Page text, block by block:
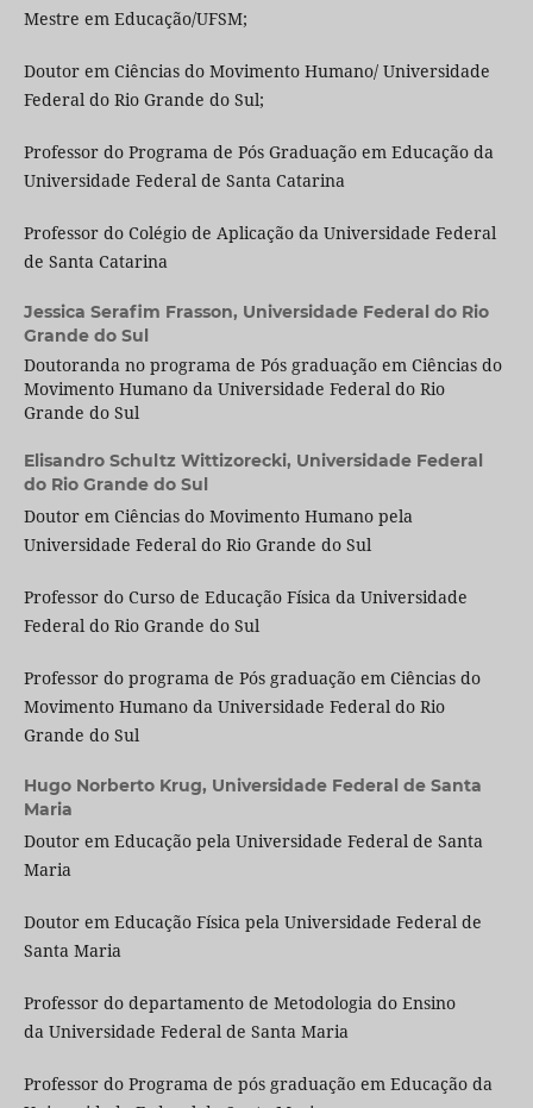
Mestre em Educação/UFSM;
Doutor em Ciências do Movimento Humano/ Universidade
Federal do Rio Grande do Sul;
Professor do Programa de Pós Graduação em Educação da
Universidade Federal de Santa Catarina
Professor do Colégio de Aplicação da Universidade Federal
de Santa Catarina
Jessica Serafim Frasson, Universidade Federal do Rio
Grande do Sul
Doutoranda no programa de Pós graduação em Ciências do
Movimento Humano da Universidade Federal do Rio
Grande do Sul
Elisandro Schultz Wittizorecki, Universidade Federal
do Rio Grande do Sul
Doutor em Ciências do Movimento Humano pela
Universidade Federal do Rio Grande do Sul
Professor do Curso de Educação Física da Universidade
Federal do Rio Grande do Sul
Professor do programa de Pós graduação em Ciências do
Movimento Humano da Universidade Federal do Rio
Grande do Sul
Hugo Norberto Krug, Universidade Federal de Santa
Maria
Doutor em Educação pela Universidade Federal de Santa
Maria
Doutor em Educação Física pela Universidade Federal de
Santa Maria
Professor do departamento de Metodologia do Ensino
da Universidade Federal de Santa Maria
Professor do Programa de pós graduação em Educação da